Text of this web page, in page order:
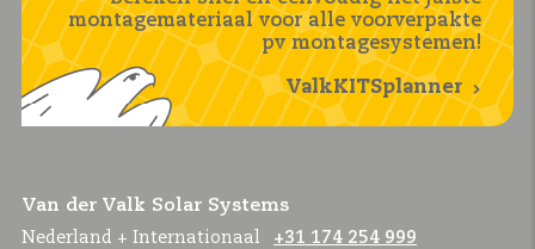
montagemateriaal voor alle voorverpakte
pv montagesystemen!
ValkKITSplanner
Van der Valk Solar Systems
Nederland + Internationaal
+31 174 254 999